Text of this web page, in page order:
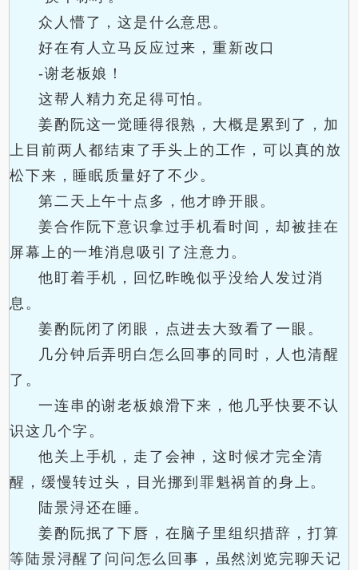
众人懵了，这是什么意思。
好在有人立马反应过来，重新改口
-谢老板娘！
这帮人精力充足得可怕。
姜酌阮这一觉睡得很熟，大概是累到了，加
上目前两人都结束了手头上的工作，可以真的放
松下来，睡眠质量好了不少。
第二天上午十点多，他才睁开眼。
姜合作阮下意识拿过手机看时间，却被挂在
屏幕上的一堆消息吸引了注意力。
他盯着手机，回忆昨晚似乎没给人发过消
息。
姜酌阮闭了闭眼，点进去大致看了一眼。
几分钟后弄明白怎么回事的同时，人也清醒
了。
一连串的谢老板娘滑下来，他几乎快要不认
识这几个字。
他关上手机，走了会神，这时候才完全清
醒，缓慢转过头，目光挪到罪魁祸首的身上。
陆景浔还在睡。
姜酌阮抿了下唇，在脑子里组织措辞，打算
等陆景浔醒了问问怎么回事，虽然浏览完聊天记